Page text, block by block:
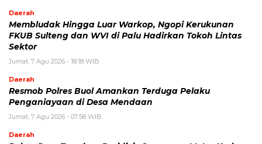
Daerah
Membludak Hingga Luar Warkop, Ngopi Kerukunan
FKUB Sulteng dan WVI di Palu Hadirkan Tokoh Lintas
Sektor
Jumat, 7 Agu 2026 - 18:18 WIB
Daerah
Resmob Polres Buol Amankan Terduga Pelaku
Penganiayaan di Desa Mendaan
Jumat, 7 Agu 2026 - 07:58 WIB
Daerah